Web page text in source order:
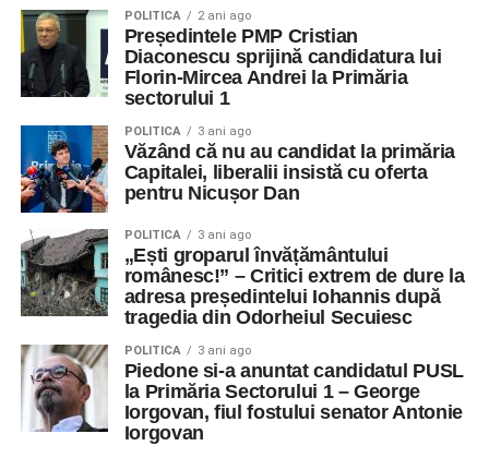
POLITICA 2 ani ago
Președintele PMP Cristian
Diaconescu sprijină candidatura lui
Florin-Mircea Andrei la Primăria
sectorului 1
POLITICA 3 ani ago
Văzând că nu au candidat la primăria
Capitalei, liberalii insistă cu oferta
pentru Nicușor Dan
POLITICA 3 ani ago
„Ești groparul învățământului
românesc!” – Critici extrem de dure la
adresa președintelui Iohannis după
tragedia din Odorheiul Secuiesc
POLITICA 3 ani ago
Piedone si-a anuntat candidatul PUSL
la Primăria Sectorului 1 – George
Iorgovan, fiul fostului senator Antonie
Iorgovan